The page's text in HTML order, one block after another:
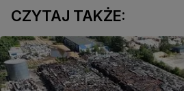
CZYTAJ TAKŻE: